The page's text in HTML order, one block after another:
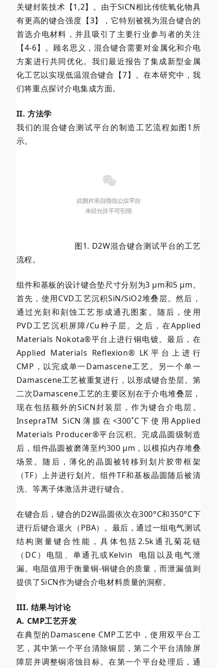
关键封装技术【1,2】。由于SiCN相比传统氧化物具
有更高的键合强度【3】，它特别被视为混合键合的
首选介电材料，并且吸引了主要行业参与者的关注
【4-6】。顾名思义，混合键合需要对金属化和介电
方案进行共同优化。我们最近报告了集成新型金属
化工艺以实现低温混合键合【7】。在本研究中，我
们将重点探讨介电集成方面。
II. 方法学
我们的混合键合测试平台的制造工艺流程如图1所
示。
图1. D2W混合键合测试平台的工艺
流程。
组件和基板的设计键合垫尺寸分别为3 µm和5 µm。
首先，使用CVD工艺沉积SiN/SiO2堆叠层。然后，
通过光刻和刻蚀工艺形成通孔图案。随后，使用
PVD工艺沉积屏障/Cu种子层。之后，在Applied
Materials Nokota®平台上进行铜电镀。最后，在
Applied Materials Reflexion® LK平台上进行
CMP，以完成单一Damascene工艺。另一个单一
Damascene工艺被重复进行，以形成键合垫层。第
二次Damascene工艺的主要区别在于介电堆叠层，
现在包括额外的SiCN封装层，作为键合介电层。
InsepraTM SiCN薄膜在<300˚C下使用Applied
Materials Producer®平台沉积。完成晶圆级制造
后，组件晶圆被磨薄至约300 µm，以模拟内存堆叠
场景。随后，薄化的晶圆被转移到划片胶带框架
（TF）上并进行划片。组件TF和基板晶圆随后被清
洗、等离子体激活并进行键合。
在键合后，键合的D2W晶圆依次在300°C和350°C下
进行后键合退火（PBA）。最后，通过一组电气测试
结构测量键合性能，具体包括2.5k通孔菊花链
（DC）电阻、单通孔或Kelvin
电阻以及电气泄
漏。电阻值用于衡量铜-铜键合的质量，而泄漏值则
提供了SiCN作为键合介电材料质量的洞察。
III. 结果与讨论
A. CMP工艺开发
在典型的Damascene CMP工艺中，使用双平台工
艺，其中第一个平台清除铜层，第二个平台清除屏
障层并调整铜溶蚀目标。在第一个平台处理后，通